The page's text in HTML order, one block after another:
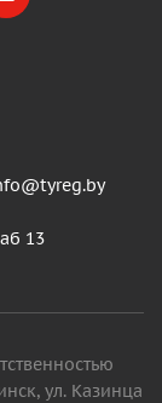
13
ул. Казинца